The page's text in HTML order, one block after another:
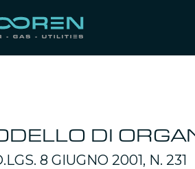
DI
8 GIUGNO 2001, N. 231